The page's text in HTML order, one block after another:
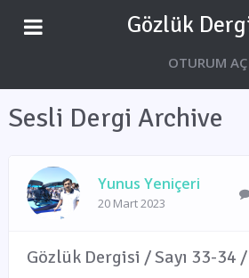
Gözlük
OTURUM AÇ
Sesli Dergi Archive
Yunus Yeniçeri
20 Mart 2023
Gözlük Dergisi / Sayı 33-34